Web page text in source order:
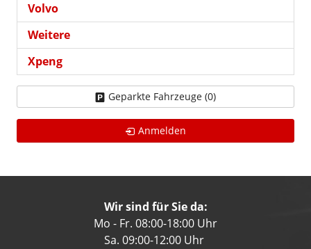
Volvo
Weitere
Xpeng
Geparkte Fahrzeuge (0)
Anmelden
Wir sind für Sie da:
Mo - Fr. 08:00-18:00 Uhr
Sa. 09:00-12:00 Uhr